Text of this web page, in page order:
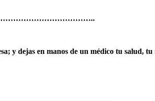
y dejas en manos de un médico tu salud,